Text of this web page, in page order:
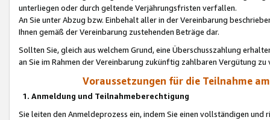
unterliegen oder durch geltende Verjährungsfristen verfallen.
An Sie unter Abzug bzw. Einbehalt aller in der Vereinbarung
Ihnen gemäß der Vereinbarung zustehenden Beträge dar.
Sollten Sie, gleich aus welchem Grund, eine Überschusszahlung
an Sie im Rahmen der Vereinbarung zukünftig zahlbaren Vergütung zu
Voraussetzungen für die Teilnahme
1. Anmeldung und Teilnahmeberechtigung
Sie leiten den Anmeldeprozess ein, indem Sie einen vollständigen